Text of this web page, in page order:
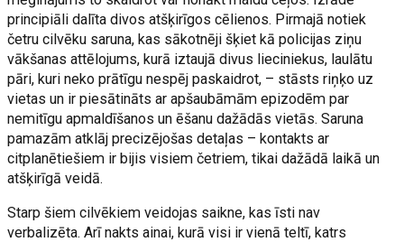
principiāli dalīta divos atšķirīgos cēlienos. Pirmajā notiek
četru cilvēku saruna, kas sākotnēji šķiet kā policijas ziņu
vākšanas attēlojums, kurā iztaujā divus lieciniekus, laulātu
pāri, kuri neko prātīgu nespēj paskaidrot, – stāsts riņķo uz
vietas un ir piesātināts ar apšaubāmām epizodēm par
nemitīgu apmaldīšanos un ēšanu dažādās vietās. Saruna
pamazām atklāj precizējošas detaļas – kontakts ar
citplanētiešiem ir bijis visiem četriem, tikai dažādā laikā un
atšķirīgā veidā.
Starp šiem cilvēkiem veidojas saikne, kas īsti nav
verbalizēta. Arī nakts ainai, kurā visi ir vienā teltī, katrs